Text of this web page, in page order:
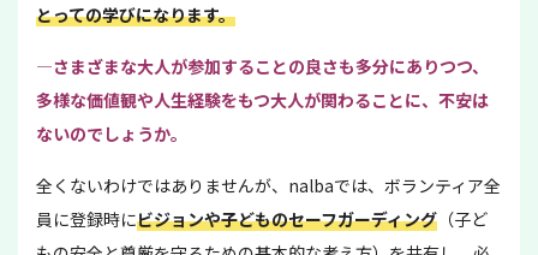
とっての学びになります。
―さまざまな大人が参加することの良さも多分にありつつ、
多様な価値観や人生経験をもつ大人が関わることに、不安は
ないのでしょうか。
全くないわけではありませんが、nalbaでは、ボランティア全
員に登録時にビジョンや子どものセーフガーディング （子ど